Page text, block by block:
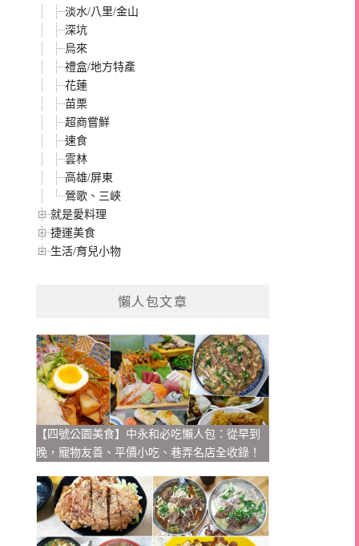
淡水/八里/金山
深坑
烏來
禮盒/地方特產
花蓮
苗栗
超商嘗鮮
速食
雲林
高雄/屏東
鶯歌、三峽
就是愛料理
捷運美食
生活/育兒小物
懶人包文章
【四號公園美食】中永和必吃懶人包：從早到
晚，寵物友善、平價小吃、巷弄名店全收錄！